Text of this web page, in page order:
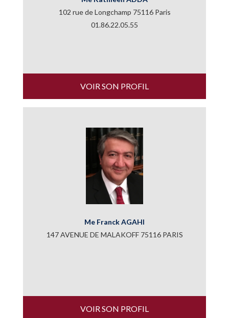
102 rue de Longchamp 75116 Paris
01.86.22.05.55
VOIR SON PROFIL
Me Franck AGAHI
147 AVENUE DE MALAKOFF 75116 PARIS
VOIR SON PROFIL